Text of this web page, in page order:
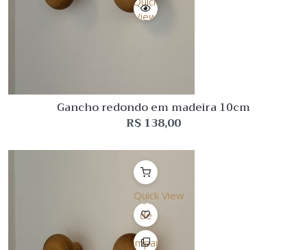
View
Gancho redondo em madeira 10cm
R$ 138,00
Quick View
Lista
de
Desejo
Comparar